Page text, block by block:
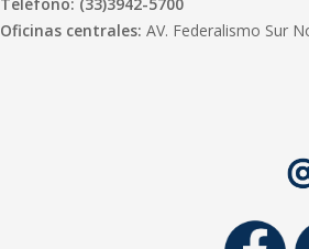
Oficinas centrales: AV. Federalismo Sur